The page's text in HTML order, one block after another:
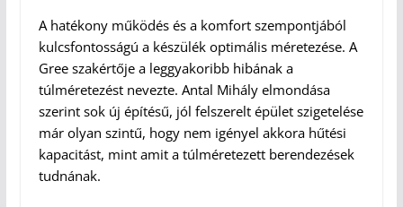
A hatékony működés és a komfort szempontjából
kulcsfontosságú a készülék optimális méretezése. A
Gree szakértője a leggyakoribb hibának a
túlméretezést nevezte. Antal Mihály elmondása
szerint sok új építésű, jól felszerelt épület szigetelése
már olyan szintű, hogy nem igényel akkora hűtési
kapacitást, mint amit a túlméretezett berendezések
tudnának.